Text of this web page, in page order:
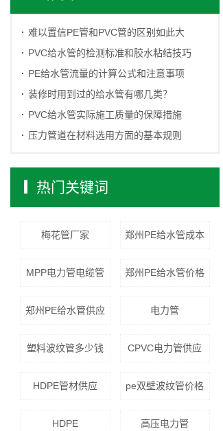
难以置信PE管和PVC管的区别如此大
PVC给水管的检测标准和胶水粘结技巧
PE给水管流量的计算公式和注意事项
装修时用到过的给水管有哪几类？
PVC给水管实际施工质量的保障措施
压力管道在材料选用方面的基本规则
热门关键词
梅花管厂家 郑州PE给水管成本
MPP电力管电缆管 郑州PE给水管价格
郑州PE给水管供应 电力管
塑料波纹管多少钱 CPVC电力管供应
HDPE管材供应 pe双壁波纹管价格
HDPE 高压电力管